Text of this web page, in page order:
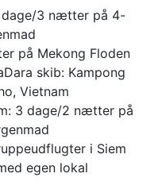
dage/3 nætter på 4-
på Mekong Floden
skib: Kampong
Vietnam
3 dage/2 nætter på
i Siem
egen lokal